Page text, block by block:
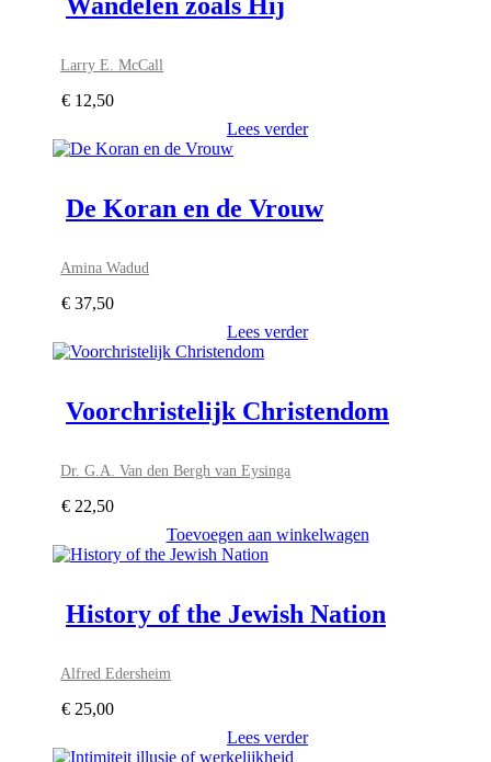
Wandelen zoals Hij
Larry E. McCall
€ 12,50
Lees verder
De Koran en de Vrouw
Amina Wadud
€ 37,50
Lees verder
Voorchristelijk Christendom
Dr. G.A. Van den Bergh van Eysinga
€ 22,50
Toevoegen aan winkelwagen
History of the Jewish Nation
Alfred Edersheim
€ 25,00
Lees verder